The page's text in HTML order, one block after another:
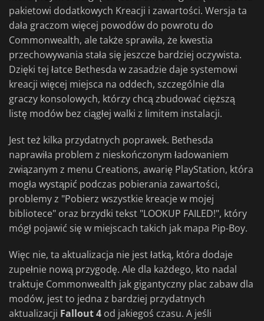
pakietowi dodatkowych Kreacji i zawartości. Wersja ta
dała graczom więcej powodów do powrotu do
Commonwealth, ale także sprawiła, że kwestia
przechowywania stała się jeszcze bardziej oczywista.
Dzięki tej łatce Bethesda w zasadzie daje systemowi
kreacji więcej miejsca na oddech, szczególnie dla
graczy konsolowych, którzy chcą zbudować cięższą
listę modów bez ciągłej walki z limitem instalacji.
Jest też kilka przydatnych poprawek. Bethesda
naprawiła problem z nieskończonym ładowaniem
związanym z menu Creations, awarię PlayStation, która
mogła wystąpić podczas pobierania zawartości,
problemy z "Pobierz wszystkie kreacje w mojej
bibliotece" oraz brzydki tekst "LOOKUP FAILED!", który
mógł pojawić się w miejscach takich jak mapa Pip-Boy.
Więc nie, ta aktualizacja nie jest łatką, która dodaje
zupełnie nową przygodę. Ale dla każdego, kto nadal
traktuje Commonwealth jak gigantyczny plac zabaw dla
modów, jest to jedna z bardziej przydatnych
aktualizacji Fallout 4 od jakiegoś czasu. A jeśli